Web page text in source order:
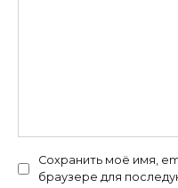
Сохранить моё имя,
браузере для